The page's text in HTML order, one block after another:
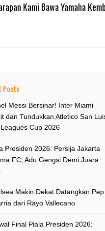
Kami Bawa Yamaha
Posts
Messi Bersinar! Inter Miami
dan Tundukkan Atletico San
Cup 2026
Presiden 2026: Persija Jakarta
FC, Adu Gengsi Demi Juara
Makin Dekat Datangkan Pep
dari Rayo Vallecano
Final Piala Presiden 2026: